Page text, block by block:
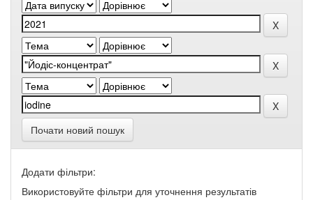
Почати новий пошук
Додати фільтри:
Використовуйте фільтри для уточнення результатів